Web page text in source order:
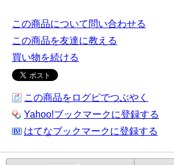
この商品について問い合わせる
この商品を友達に教える
買い物を続ける
この商品をログピでつぶやく
Yahoo!ブックマークに登録する
はてなブックマークに登録する